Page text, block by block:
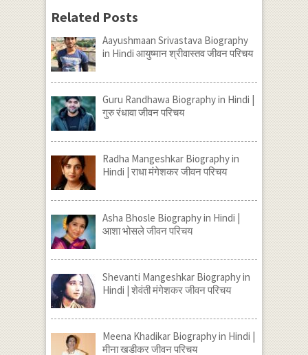
Related Posts
Aayushmaan Srivastava Biography
in Hindi आयुष्मान श्रीवास्तव जीवन परिचय
Guru Randhawa Biography in Hindi |
गुरु रंधावा जीवन परिचय
Radha Mangeshkar Biography in
Hindi | राधा मंगेशकर जीवन परिचय
Asha Bhosle Biography in Hindi |
आशा भोसले जीवन परिचय
Shevanti Mangeshkar Biography in
Hindi | शेवंती मंगेशकर जीवन परिचय
Meena Khadikar Biography in Hindi |
मीना खडीकर जीवन परिचय